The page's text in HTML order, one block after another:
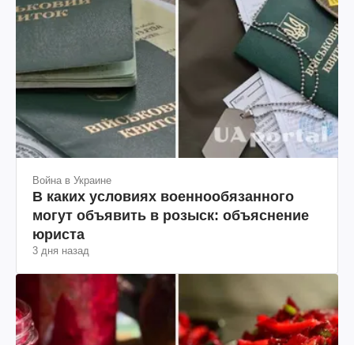
Война в Украине
В каких условиях военнообязанного
могут объявить в розыск: объяснение
юриста
3 дня назад